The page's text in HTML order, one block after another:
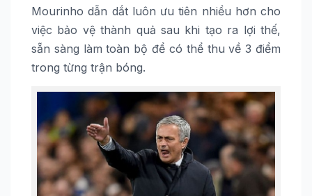
Mourinho dẫn dắt luôn ưu tiên nhiều hơn cho
việc bảo vệ thành quả sau khi tạo ra lợi thế,
sẵn sàng làm toàn bộ để có thể thu về 3 điểm
trong từng trận bóng.